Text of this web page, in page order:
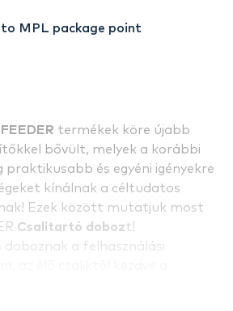
termékek köre újabb
bővült, melyek a korábbi
praktikusabb és egyéni igényekre
kínálnak a céltudatos
Ezek között mutatjuk most
Csalitartó dobozt!
doboznak a felhasználási
hozzá tartozó tetőnek
to MPL package point